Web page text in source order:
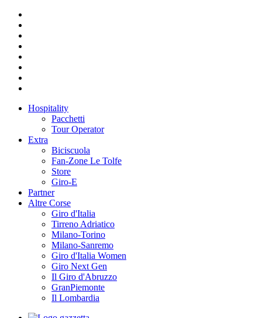
Hospitality
Pacchetti
Tour Operator
Extra
Biciscuola
Fan-Zone Le Tolfe
Store
Giro-E
Partner
Altre Corse
Giro d'Italia
Tirreno Adriatico
Milano-Torino
Milano-Sanremo
Giro d'Italia Women
Giro Next Gen
Il Giro d'Abruzzo
GranPiemonte
Il Lombardia